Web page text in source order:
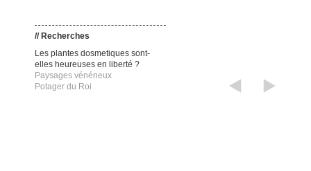
// Recherches
Les plantes dosmetiques sont-
elles heureuses en liberté ?
Paysages vénéneux
Potager du Roi